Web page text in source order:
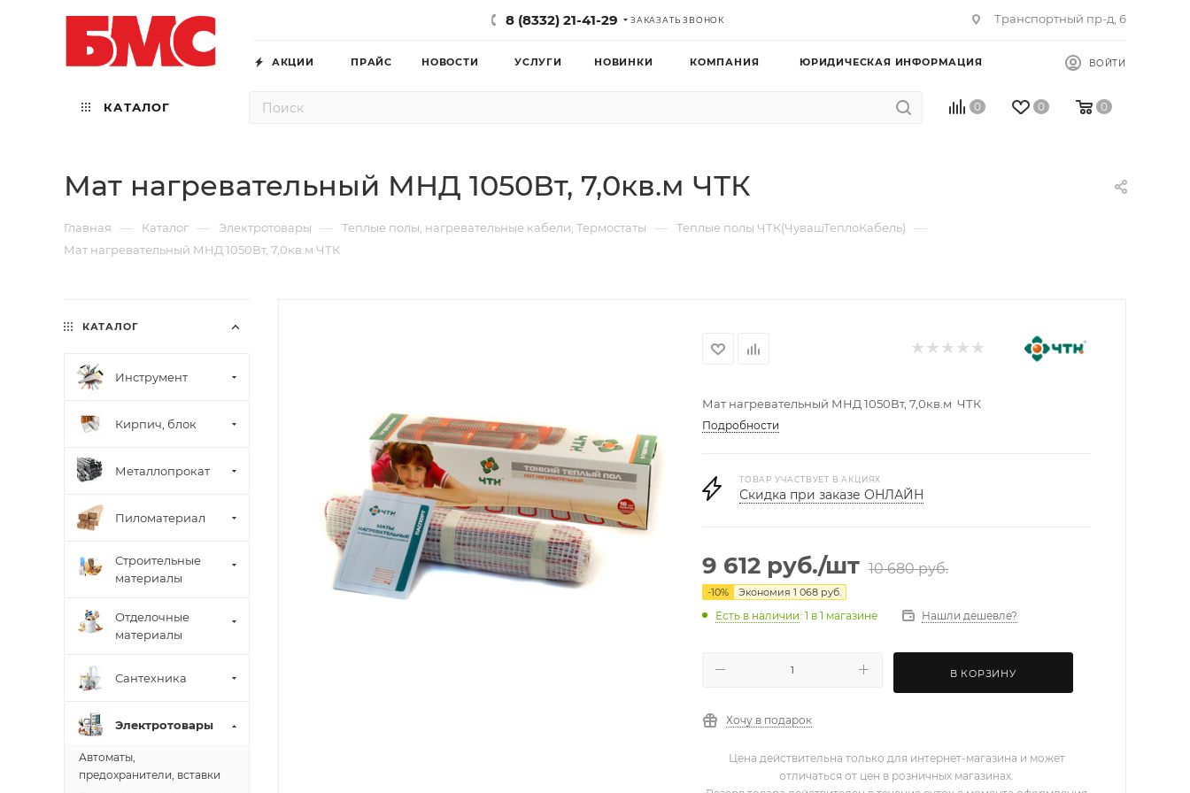
8 (8332) 21-41-29 ЗАКАЗАТЬ ЗВОНОК Транспортный пр-д, 6
АКЦИИ ПРАЙС НОВОСТИ УСЛУГИ НОВИНКИ КОМПАНИЯ ЮРИДИЧЕСКАЯ ИНФОРМАЦИЯ ВОЙТИ
КАТАЛОГ 0 0 0
Мат нагревательный МНД 1050Вт, 7,0кв.м ЧТК
Главная — Каталог — Электротовары — Теплые полы, нагревательные кабели, Термостаты — Теплые полы ЧТК(ЧувашТеплоКабель) —
Мат нагревательный МНД 1050Вт, 7,0кв.м ЧТК
Мат нагревательный МНД 1050Вт, 7,0кв.м ЧТК
Подробности
ТОВАР УЧАСТВУЕТ В АКЦИЯХ
Скидка при заказе ОНЛАЙН
9 612 руб./шт 10 680руб.
-10% Экономия 1 068 руб.
Есть в наличии: 1 в 1 магазине Нашли дешевле?
В КОРЗИНУ
Хочу в подарок
Цена действительна только для интернет-магазина и может
отличаться от цен в розничных магазинах.
КАТАЛОГ
Инструмент
Кирпич, блок
Металлопрокат
Пиломатериал
Строительные
материалы
Отделочные
материалы
Сантехника
Электротовары
Автоматы,
предохранители, вставки